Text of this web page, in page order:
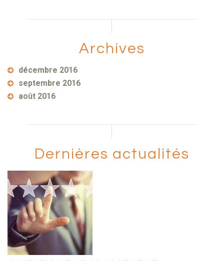
Archives
décembre 2016
septembre 2016
août 2016
Dernières actualités